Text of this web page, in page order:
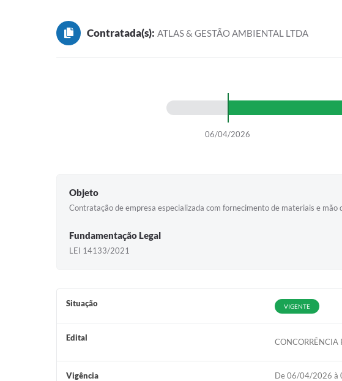
Contratada(s): ATLAS & GESTÃO AMBIENTAL LTDA
06/04/2026
Objeto
Contratação de empresa especializada com fornecimento de materiais e
Fundamentação Legal
LEI 14133/2021
Situação VIGENTE
Edital CONCORRÊNCIA
Vigência De 06/04/2026 à